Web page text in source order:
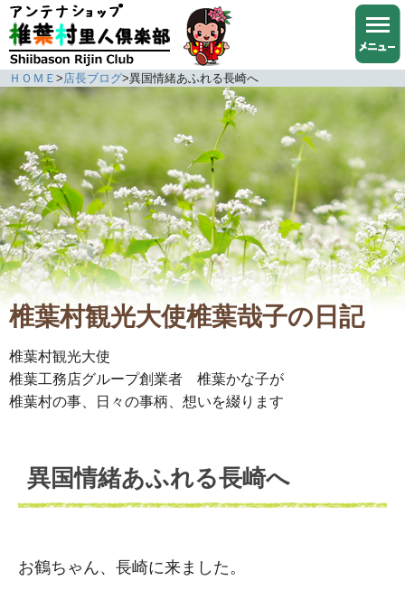
ＨＯＭＥ >店長ブログ>異国情緒あふれる長崎へ
椎葉村観光大使椎葉哉子の日記
椎葉村観光大使
椎葉工務店グループ創業者 椎葉かな子が
椎葉村の事、日々の事柄、想いを綴ります
異国情緒あふれる長崎へ
お鶴ちゃん、長崎に来ました。